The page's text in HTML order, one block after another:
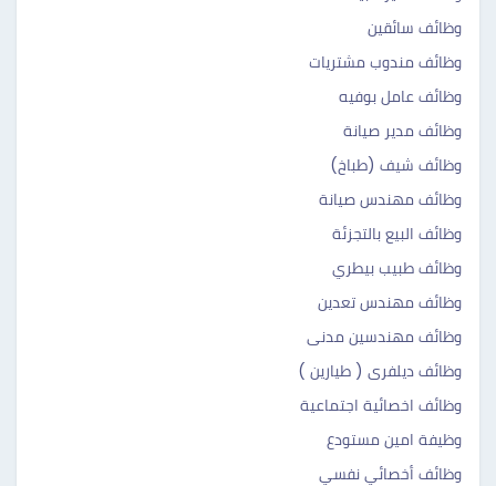
وظائف سائقين
وظائف مندوب مشتريات
وظائف عامل بوفيه
وظائف مدير صيانة
وظائف شيف (طباخ)
وظائف مهندس صيانة
وظائف البيع بالتجزئة
وظائف طبيب بيطري
وظائف مهندس تعدين
وظائف مهندسين مدنى
وظائف ديلفرى ( طيارين )
وظائف اخصائية اجتماعية
وظيفة امين مستودع
وظائف أخصائي نفسي